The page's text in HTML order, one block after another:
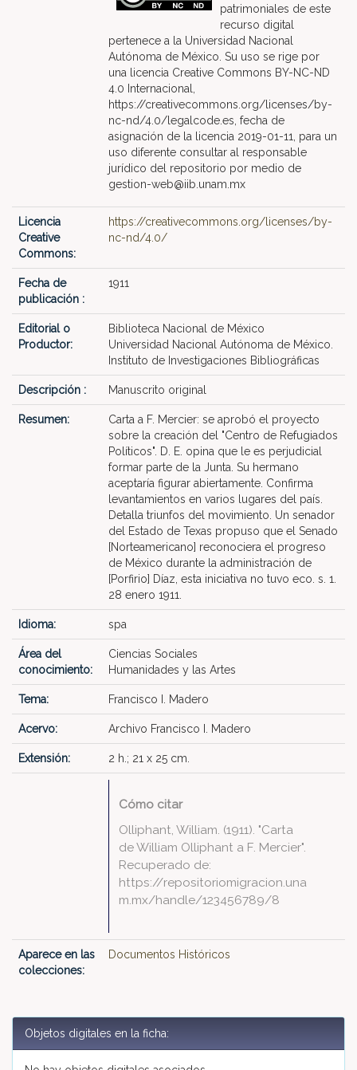
patrimoniales de este
recurso digital
pertenece a la Universidad Nacional
Autónoma de México. Su uso se rige por
una licencia Creative Commons BY-NC-ND
4.0 Internacional,
https://creativecommons.org/licenses/by-
nc-nd/4.0/legalcode.es, fecha de
asignación de la licencia 2019-01-11, para un
uso diferente consultar al responsable
jurídico del repositorio por medio de
gestion-web@iib.unam.mx
Licencia
Creative
Commons:
https://creativecommons.org/licenses/by-
nc-nd/4.0/
Fecha de
publicación :
1911
Editorial o
Productor:
Biblioteca Nacional de México
Universidad Nacional Autónoma de México.
Instituto de Investigaciones Bibliográficas
Descripción : Manuscrito original
Resumen:
Carta a F. Mercier: se aprobó el proyecto
sobre la creación del "Centro de Refugiados
Políticos". D. E. opina que le es perjudicial
formar parte de la Junta. Su hermano
aceptaría figurar abiertamente. Confirma
levantamientos en varios lugares del país.
Detalla triunfos del movimiento. Un senador
del Estado de Texas propuso que el Senado
[Norteamericano] reconociera el progreso
de México durante la administración de
[Porfirio] Díaz, esta iniciativa no tuvo eco. s. 1.
28 enero 1911.
Idioma: spa
Área del
conocimiento:
Ciencias Sociales
Humanidades y las Artes
Tema: Francisco I. Madero
Acervo: Archivo Francisco I. Madero
Extensión: 2 h.; 21 x 25 cm.
Cómo citar
Olliphant, William. (1911). "Carta
de William Olliphant a F. Mercier".
Recuperado de:
https://repositoriomigracion.una
m.mx/handle/123456789/8
Aparece en las
colecciones:
Documentos Históricos
Objetos digitales en la ficha: